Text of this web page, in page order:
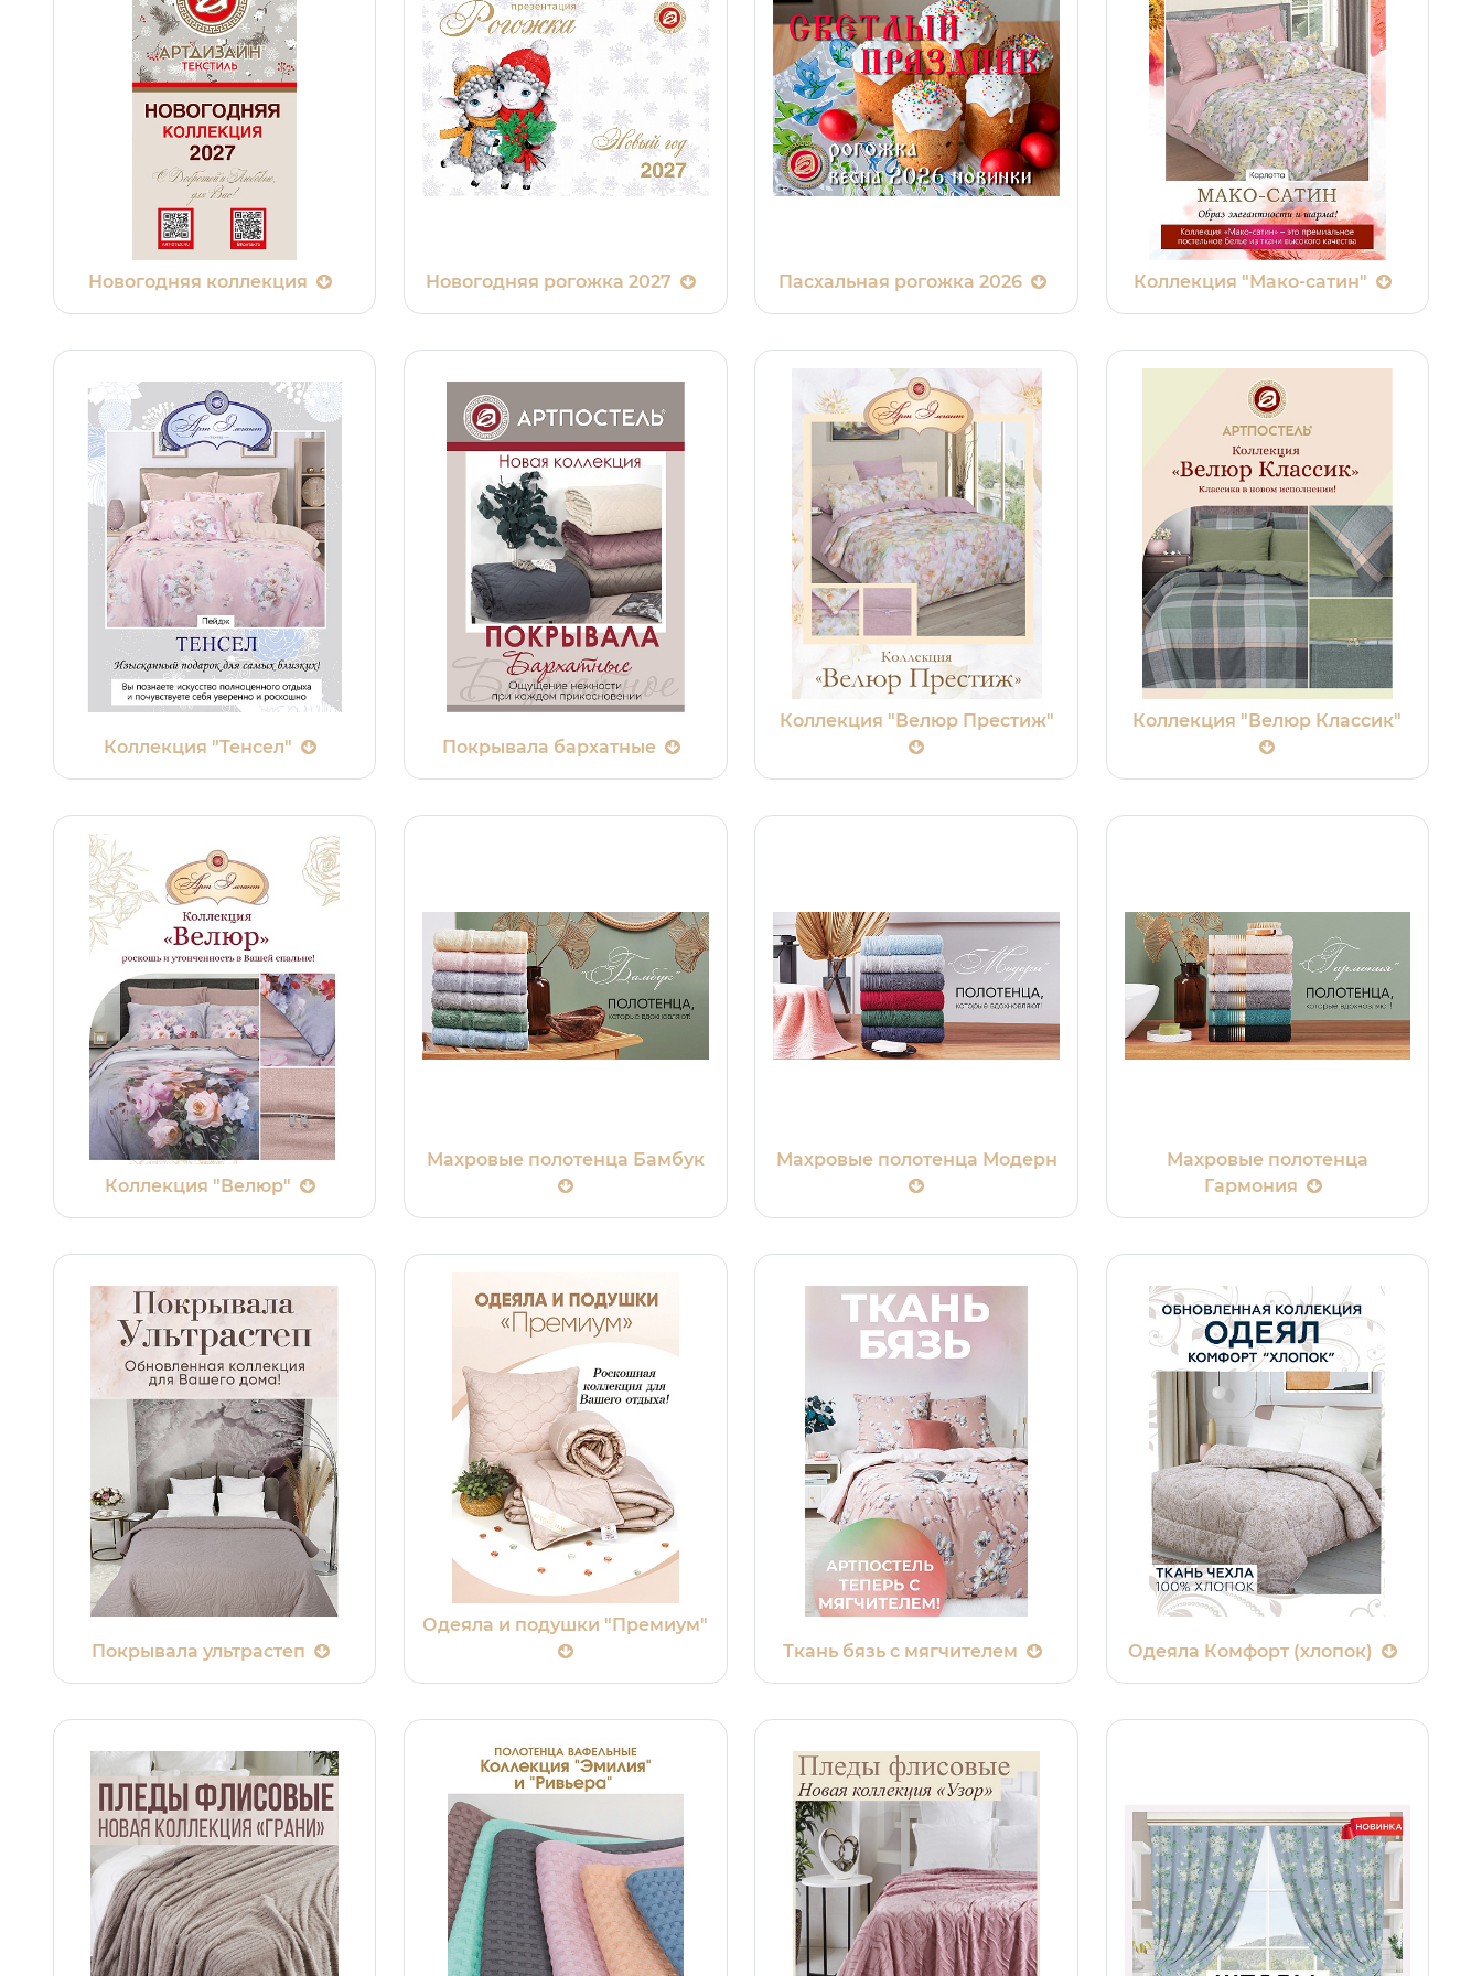
Новогодняя коллекция Новогодняя рогожка 2027 Пасхальная рогожка 2026 Коллекция "Мако-сатин"
Коллекция "Тенсел" Покрывала бархатные
Коллекция "Велюр Престиж" Коллекция "Велюр Классик"
Коллекция "Велюр"
Махровые полотенца Бамбук Махровые полотенца Модерн
Махровые полотенца
Гармония
Покрывала ультрастеп
Одеяла и подушки "Премиум"
Ткань бязь с мягчителем
Одеяла Комфорт (хлопок)